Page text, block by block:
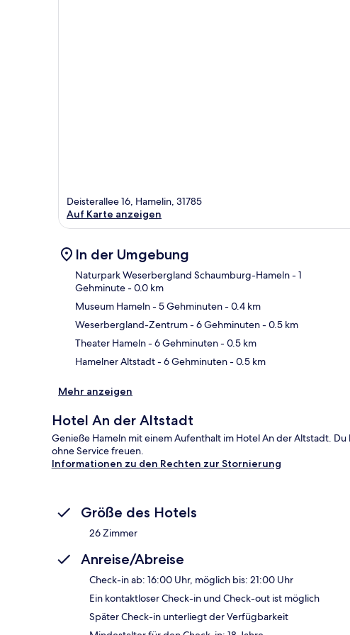
Deisterallee 16, Hamelin, 31785
Auf Karte anzeigen
In der Umgebung
Naturpark Weserbergland Schaumburg-Hameln- 1
Gehminute- 0.0 km
Museum Hameln- 5 Gehminuten- 0.4 km
Weserbergland-Zentrum- 6 Gehminuten- 0.5 km
Theater Hameln- 6 Gehminuten- 0.5 km
Hamelner Altstadt- 6 Gehminuten- 0.5 km
Mehr anzeigen
Hotel An der Altstadt
Genieße Hameln mit einem Aufenthalt im Hotel An der Altstadt.
ohne Service freuen.
Informationen zu den Rechten zur Stornierung
Größe des Hotels
26 Zimmer
Anreise/Abreise
Check-in ab: 16:00 Uhr, möglich bis: 21:00 Uhr
Ein kontaktloser Check-in und Check-out ist möglich
Später Check-in unterliegt der Verfügbarkeit